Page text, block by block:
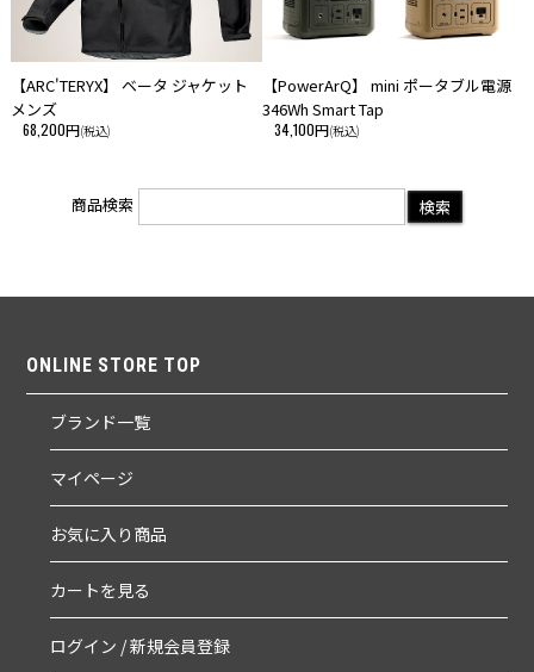
【ARC'TERYX】 ベータ ジャケット
メンズ
68,200円(税込)
【PowerArQ】 mini ポータブル電源
346Wh Smart Tap
34,100円(税込)
商品検索
ONLINE STORE TOP
ブランド一覧
マイページ
お気に入り商品
カートを見る
ログイン / 新規会員登録